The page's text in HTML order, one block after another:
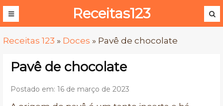
Receitas123
Receitas 123 » Doces » Pavê de chocolate
Pavê de chocolate
Postado em: 16 de março de 2023